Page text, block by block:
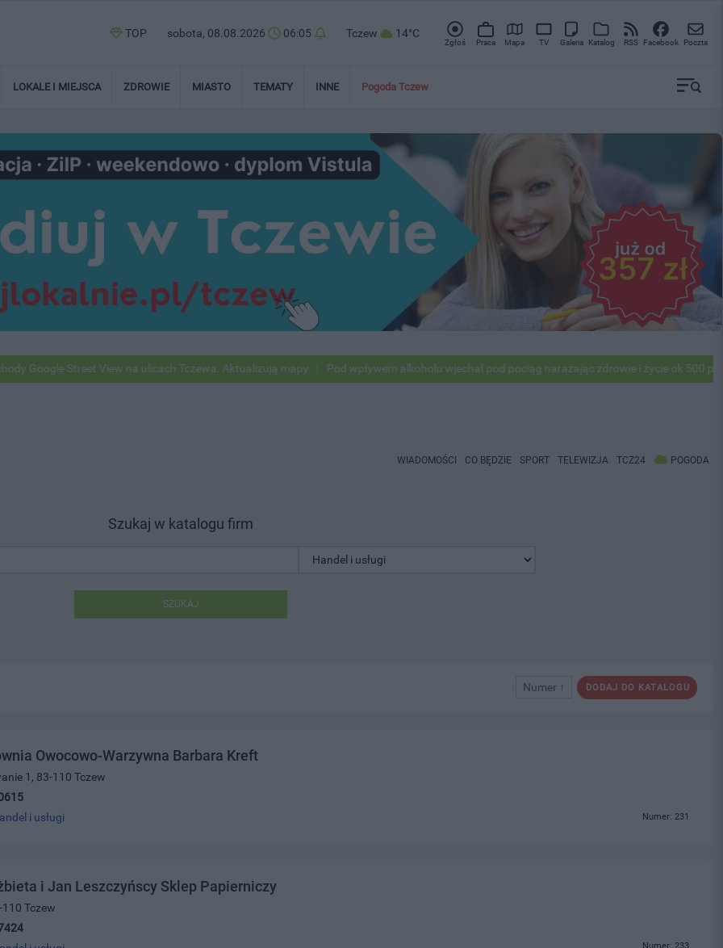
TOP sobota, 08.08.2026 06:05 Tczew 14°C
Zgłoś Praca Mapa TV Galeria Katalog RSS Facebook Poczta
LOKALE I MIEJSCA ZDROWIE MIASTO TEMATY INNE Pogoda Tczew
Street View na ulicach Tczewa. Aktualizują mapy Pod wpływem alkoholu wjechał pod pociąg narażając zdrowie i życie ok 500
WIADOMOŚCI CO BĘDZIE SPORT TELEWIZJA TCZ24 POGODA
Szukaj w katalogu firm
SZUKAJ
DODAJ DO KATALOGU
Numer ↑
Owocowo-Warzywna Barbara Kreft
1, 83-110 Tczew
i usługi Numer: 231
i Jan Leszczyńscy Sklep Papierniczy
Tczew
Numer: 233